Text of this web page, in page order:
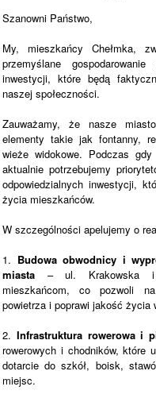
Szanowni Państwo,
My, mieszkańcy Chełmka,
przemyślane
inwestycji, które będą
naszej społeczności.
Zauważamy, że nasze
elementy takie jak fontanny,
wieże widokowe. Podczas
aktualnie potrzebujemy
odpowiedzialnych inwestycji,
życia mieszkańców.
W szczególności apelujemy o
1. Budowa obwodnicy i
miasta – ul. Krakowska i
mieszkańcom, co pozwoli
powietrza i poprawi jakość życia
2. Infrastruktura rowerowa i
rowerowych i chodników, które
dotarcie do szkół, boisk,
miejsc.